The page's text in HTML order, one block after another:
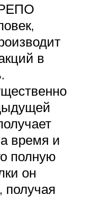
в
время и
полную
он
получая